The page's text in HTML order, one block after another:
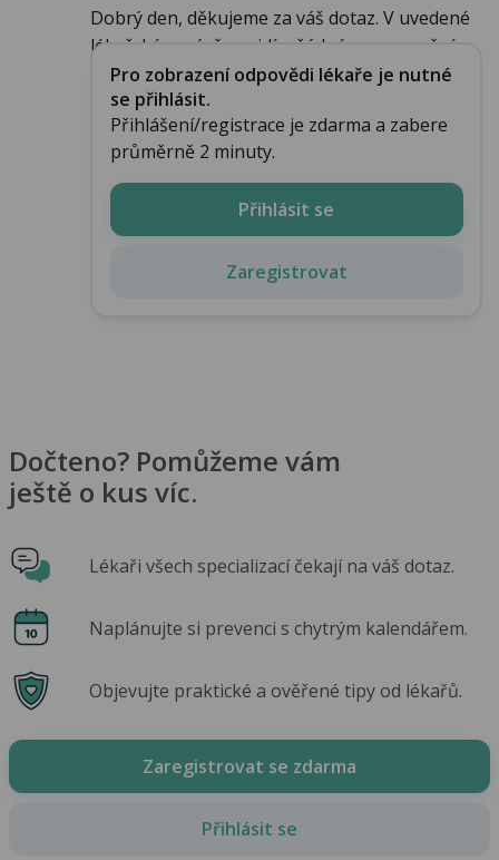
Dobrý den, děkujeme za váš dotaz. V uvedené
lékařské zprávě nevidím žádné onemocnění...
Pro zobrazení odpovědi lékaře je nutné
se přihlásit.
Přihlášení/registrace je zdarma a zabere
průměrně 2 minuty.
Přihlásit se
Zaregistrovat
Dočteno? Pomůžeme vám
ještě o kus víc.
Lékaři všech specializací čekají na váš dotaz.
Naplánujte si prevenci s chytrým kalendářem.
Objevujte praktické a ověřené tipy od lékařů.
Zaregistrovat se zdarma
Přihlásit se